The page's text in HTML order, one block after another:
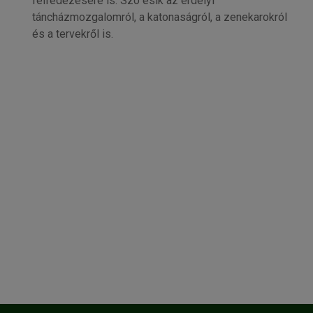
táncházmozgalomról, a katonaságról, a zenekarokról
és a tervekről is.